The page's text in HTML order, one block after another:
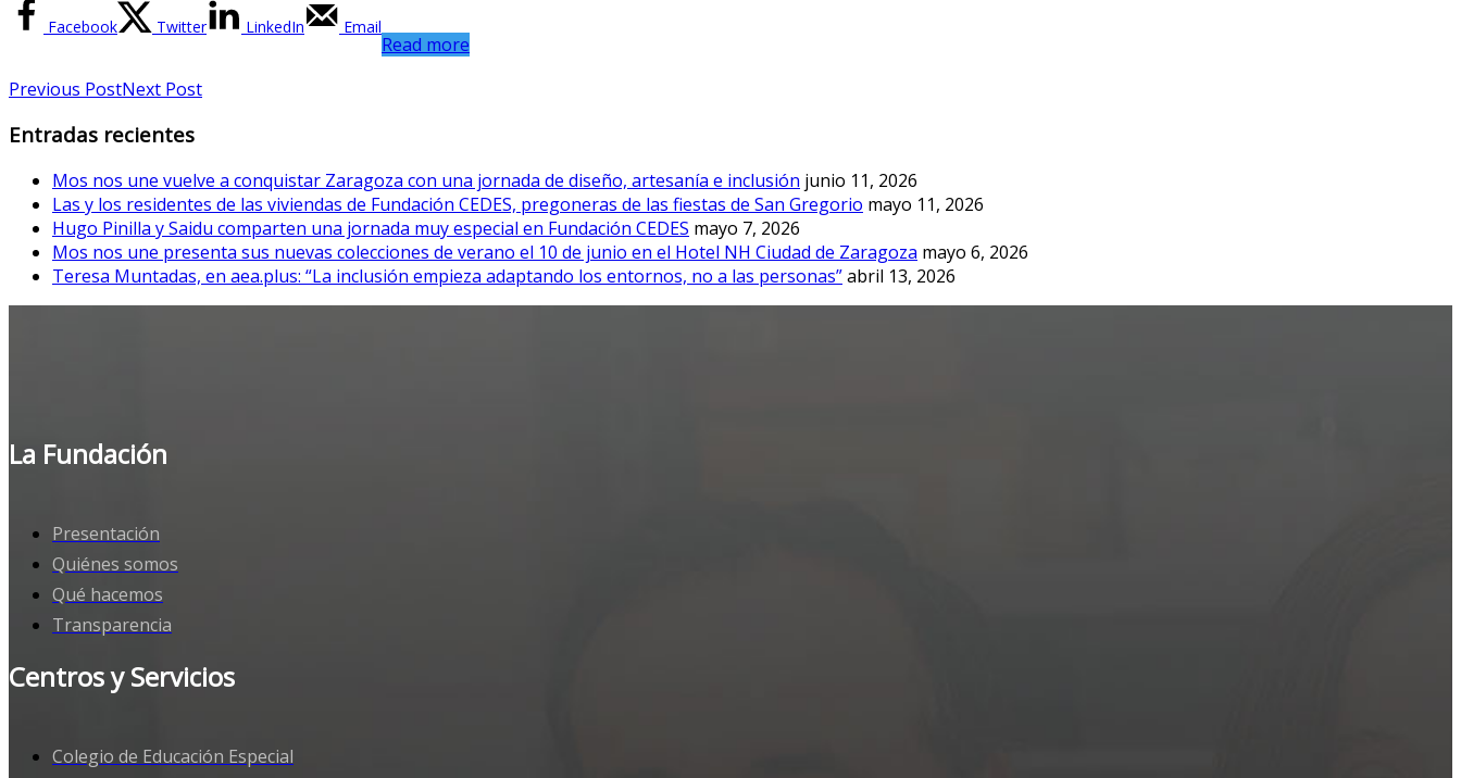
Facebook Twitter LinkedIn Email
Read more
Previous PostNext Post
Entradas recientes
Mos nos une vuelve a conquistar Zaragoza con una jornada de diseño, artesanía e inclusión junio 11, 2026
Las y los residentes de las viviendas de Fundación CEDES, pregoneras de las fiestas de San Gregorio mayo 11, 2026
Hugo Pinilla y Saidu comparten una jornada muy especial en Fundación CEDES mayo 7, 2026
Mos nos une presenta sus nuevas colecciones de verano el 10 de junio en el Hotel NH Ciudad de Zaragoza mayo 6, 2026
Teresa Muntadas, en aea.plus: “La inclusión empieza adaptando los entornos, no a las personas”abril 13, 2026
La Fundación
Presentación
Quiénes somos
Qué hacemos
Transparencia
Centros y Servicios
Colegio de Educación Especial